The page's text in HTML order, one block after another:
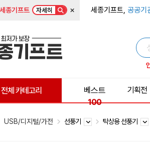
세종기프트 자세히 × 세종기프트, 공공기
전체 카테고리
베스트
100
기획전
USB/디지털/가전 선풍기 탁상용 선풍기